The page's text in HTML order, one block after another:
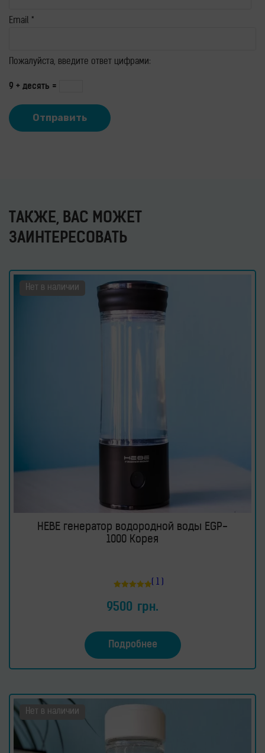
Email *
Пожалуйста, введите ответ цифрами:
9 + десять =
ТАКЖЕ, ВАС МОЖЕТ
ЗАИНТЕРЕСОВАТЬ
Нет в наличии
HEBE генератор водородной воды EGP-
1000 Корея
5.00
из 5
( 1 )
9500 грн.
Подробнее
Нет в наличии